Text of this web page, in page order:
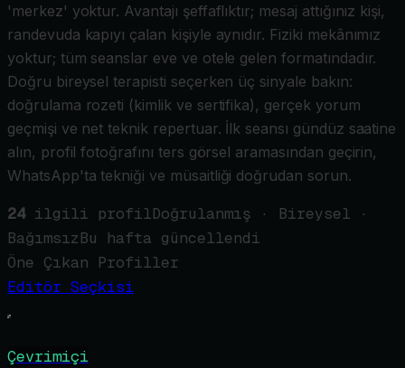
'merkez' yoktur. Avantajı şeffaflıktır; mesaj attığınız kişi,
randevuda kapıyı çalan kişiyle aynıdır. Fiziki mekânımız
yoktur; tüm seanslar eve ve otele gelen formatındadır.
Doğru bireysel terapisti seçerken üç sinyale bakın:
doğrulama rozeti (kimlik ve sertifika), gerçek yorum
geçmişi ve net teknik repertuar. İlk seansı gündüz saatine
alın, profil fotoğrafını ters görsel aramasından geçirin,
WhatsApp'ta tekniği ve müsaitliği doğrudan sorun.
24 ilgili profilDoğrulanmış · Bireysel ·
BağımsızBu hafta güncellendi
Öne Çıkan Profiller
Editör Seçkisi
Çevrimiçi